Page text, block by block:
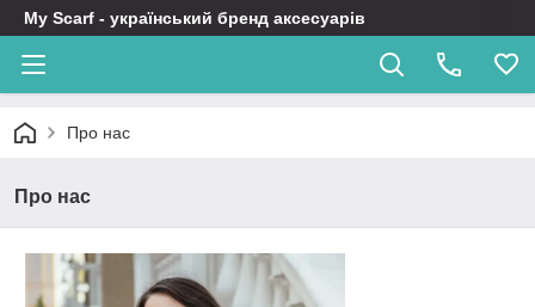
My Scarf - український бренд аксесуарів
Про нас
Про нас